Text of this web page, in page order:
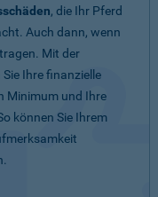
, die Ihr Pferd
Auch dann, wenn
Mit der
Ihre finanzielle
Minimum und Ihre
können Sie Ihrem